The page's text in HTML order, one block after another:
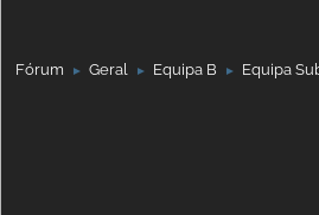
Fórum ► Geral ► Equipa B ► Equipa